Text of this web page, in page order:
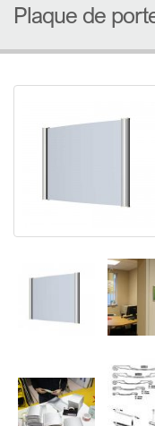
Plaque de